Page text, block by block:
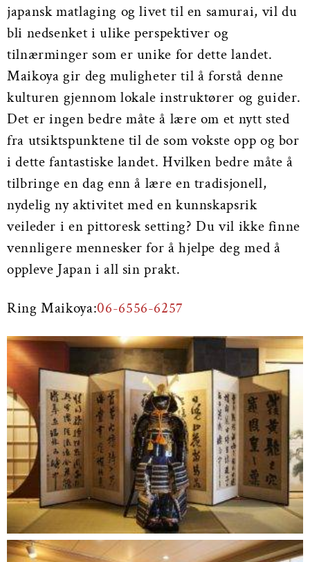
japansk matlaging og livet til en samurai, vil du
bli nedsenket i ulike perspektiver og
tilnærminger som er unike for dette landet.
Maikoya gir deg muligheter til å forstå denne
kulturen gjennom lokale instruktører og guider.
Det er ingen bedre måte å lære om et nytt sted
fra utsiktspunktene til de som vokste opp og bor
i dette fantastiske landet. Hvilken bedre måte å
tilbringe en dag enn å lære en tradisjonell,
nydelig ny aktivitet med en kunnskapsrik
veileder i en pittoresk setting? Du vil ikke finne
vennligere mennesker for å hjelpe deg med å
oppleve Japan i all sin prakt.
Ring Maikoya:06-6556-6257